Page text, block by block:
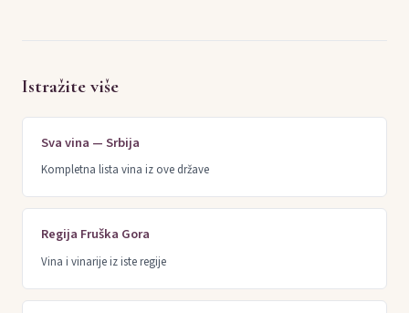
Istražite više
Sva vina — Srbija
Kompletna lista vina iz ove države
Regija Fruška Gora
Vina i vinarije iz iste regije